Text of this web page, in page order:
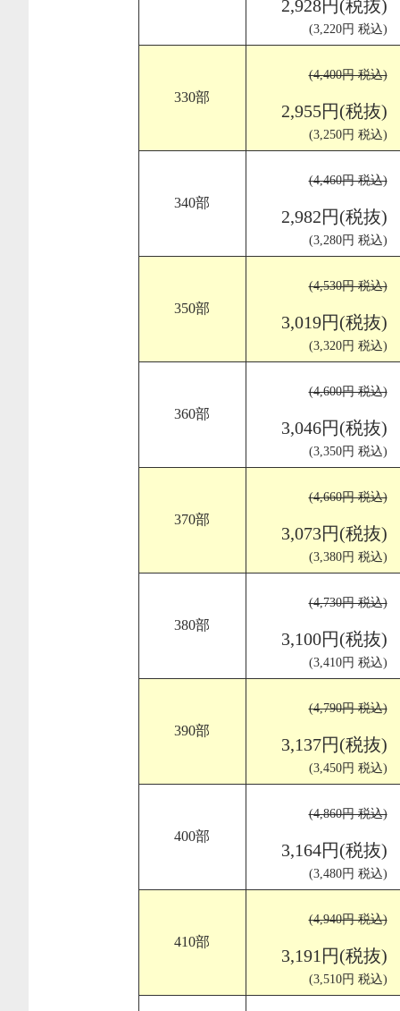
2,928円(税抜)
(3,220円 税込)
330部
(4,400円 税込)
2,955円(税抜)
(3,250円 税込)
340部
(4,460円 税込)
2,982円(税抜)
(3,280円 税込)
350部
(4,530円 税込)
3,019円(税抜)
(3,320円 税込)
360部
(4,600円 税込)
3,046円(税抜)
(3,350円 税込)
370部
(4,660円 税込)
3,073円(税抜)
(3,380円 税込)
380部
(4,730円 税込)
3,100円(税抜)
(3,410円 税込)
390部
(4,790円 税込)
3,137円(税抜)
(3,450円 税込)
400部
(4,860円 税込)
3,164円(税抜)
(3,480円 税込)
410部
(4,940円 税込)
3,191円(税抜)
(3,510円 税込)